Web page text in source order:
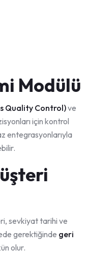
Modülü
Quality Control)ve
için kontrol
entegrasyonlarıyla
sevkiyat tarihi ve
gerektiğinde geri
olur.